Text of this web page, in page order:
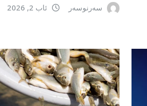
سەرنوسەر ئاب 2, 2026